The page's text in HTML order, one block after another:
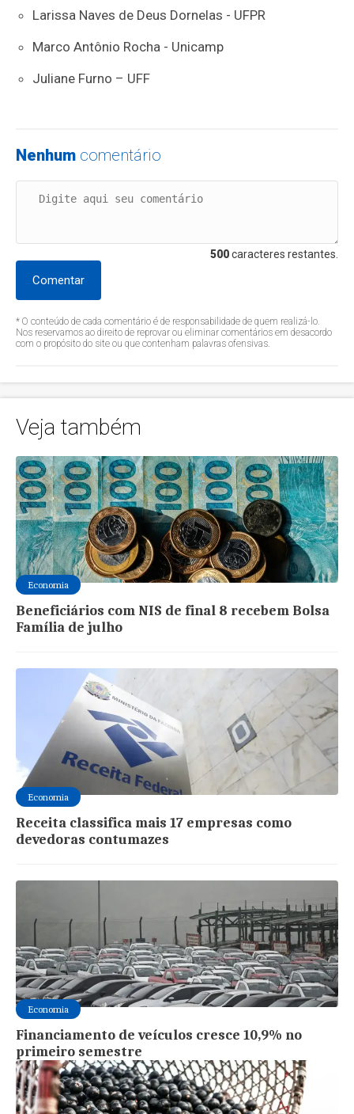
⁠Larissa Naves de Deus Dornelas - UFPR
⁠Marco Antônio Rocha - Unicamp
⁠Juliane Furno – UFF
Nenhum comentário
500caracteres restantes.
Comentar
* O conteúdo de cada comentário é de responsabilidade de quem realizá-lo.
Nos reservamos ao direito de reprovar ou eliminar comentários em desacordo
com o propósito do site ou que contenham palavras ofensivas.
Veja também
Economia
Beneficiários com NIS de final 8 recebem Bolsa
Família de julho
Economia
Receita classifica mais 17 empresas como
devedoras contumazes
Economia
Financiamento de veículos cresce 10,9% no
primeiro semestre